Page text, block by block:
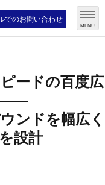
MENU
でのお問い合わせ
ードの百度広
――
ンドを幅広く
設計